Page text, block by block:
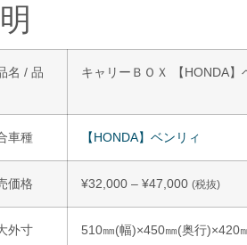
名 / 品
キャリーＢＯＸ 【HONDA
車種 【HONDA】ベンリィ
価格 ¥32,000 – ¥47,000 (税抜)
外寸 510㎜(幅)×450㎜(奥行)×420